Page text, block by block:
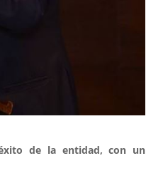
éxito de la entidad, con un